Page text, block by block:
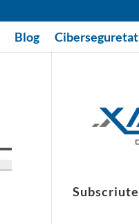
Blog Ciberseguretat
Subscriute